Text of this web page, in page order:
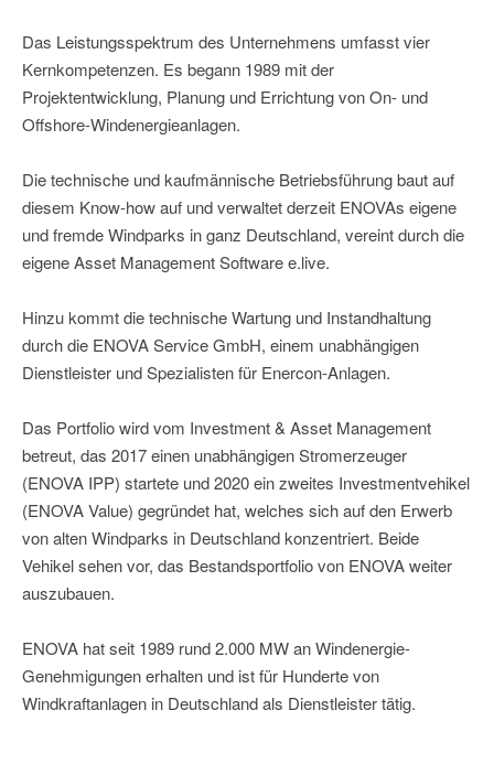
Das Leistungsspektrum des Unternehmens umfasst vier
Kernkompetenzen. Es begann 1989 mit der
Projektentwicklung, Planung und Errichtung von On- und
Offshore-Windenergieanlagen.
Die technische und kaufmännische Betriebsführung baut auf
diesem Know-how auf und verwaltet derzeit ENOVAs eigene
und fremde Windparks in ganz Deutschland, vereint durch die
eigene Asset Management Software e.live.
Hinzu kommt die technische Wartung und Instandhaltung
durch die ENOVA Service GmbH, einem unabhängigen
Dienstleister und Spezialisten für Enercon-Anlagen.
Das Portfolio wird vom Investment & Asset Management
betreut, das 2017 einen unabhängigen Stromerzeuger
(ENOVA IPP) startete und 2020 ein zweites Investmentvehikel
(ENOVA Value) gegründet hat, welches sich auf den Erwerb
von alten Windparks in Deutschland konzentriert. Beide
Vehikel sehen vor, das Bestandsportfolio von ENOVA weiter
auszubauen.
ENOVA hat seit 1989 rund 2.000 MW an Windenergie-
Genehmigungen erhalten und ist für Hunderte von
Windkraftanlagen in Deutschland als Dienstleister tätig.